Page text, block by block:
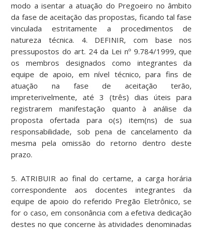
modo a isentar a atuação do Pregoeiro no âmbito
da fase de aceitação das propostas, ficando tal fase
vinculada estritamente a procedimentos de
natureza técnica. 4. DEFINIR, com base nos
pressupostos do art. 24 da Lei nº 9.784/1999, que
os membros designados como integrantes da
equipe de apoio, em nível técnico, para fins de
atuação na fase de aceitação terão,
impreterivelmente, até 3 (três) dias úteis para
registrarem manifestação quanto à análise da
proposta ofertada para o(s) item(ns) de sua
responsabilidade, sob pena de cancelamento da
mesma pela omissão do retorno dentro deste
prazo.
5. ATRIBUIR ao final do certame, a carga horária
correspondente aos docentes integrantes da
equipe de apoio do referido Pregão Eletrônico, se
for o caso, em consonância com a efetiva dedicação
destes no que concerne às atividades denominadas